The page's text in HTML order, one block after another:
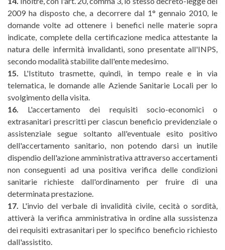
2009 ha disposto che, a decorrere dal 1° gennaio 2010, le
domande volte ad ottenere i benefici nelle materie sopra
indicate, complete della certificazione medica attestante la
natura delle infermità invalidanti, sono presentate all'INPS,
secondo modalità stabilite dall'ente medesimo.
15. L'Istituto trasmette, quindi, in tempo reale e in via
telematica, le domande alle Aziende Sanitarie Locali per lo
svolgimento della visita.
16. L'accertamento dei requisiti socio-economici o
extrasanitari prescritti per ciascun beneficio previdenziale o
assistenziale segue soltanto all'eventuale esito positivo
dell'accertamento sanitario, non potendo darsi un inutile
dispendio dell'azione amministrativa attraverso accertamenti
non conseguenti ad una positiva verifica delle condizioni
sanitarie richieste dall'ordinamento per fruire di una
determinata prestazione.
17. L'invio del verbale di invalidità civile, cecità o sordità,
attiverà la verifica amministrativa in ordine alla sussistenza
dei requisiti extrasanitari per lo specifico beneficio richiesto
dall'assistito.